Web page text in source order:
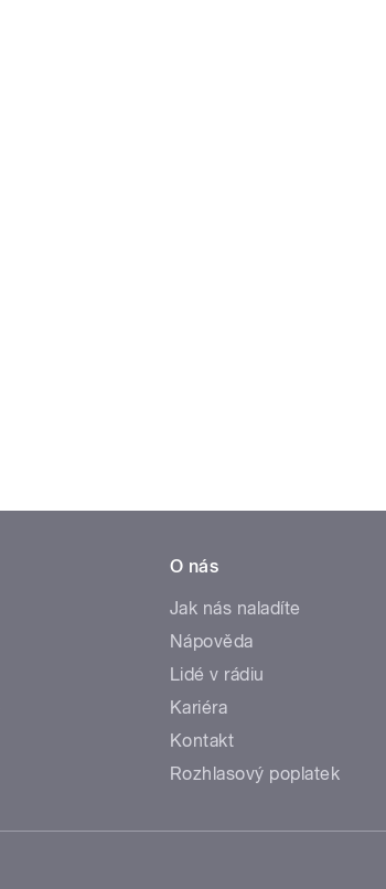
O nás
Jak nás naladíte
Nápověda
Lidé v rádiu
Kariéra
Kontakt
Rozhlasový poplatek